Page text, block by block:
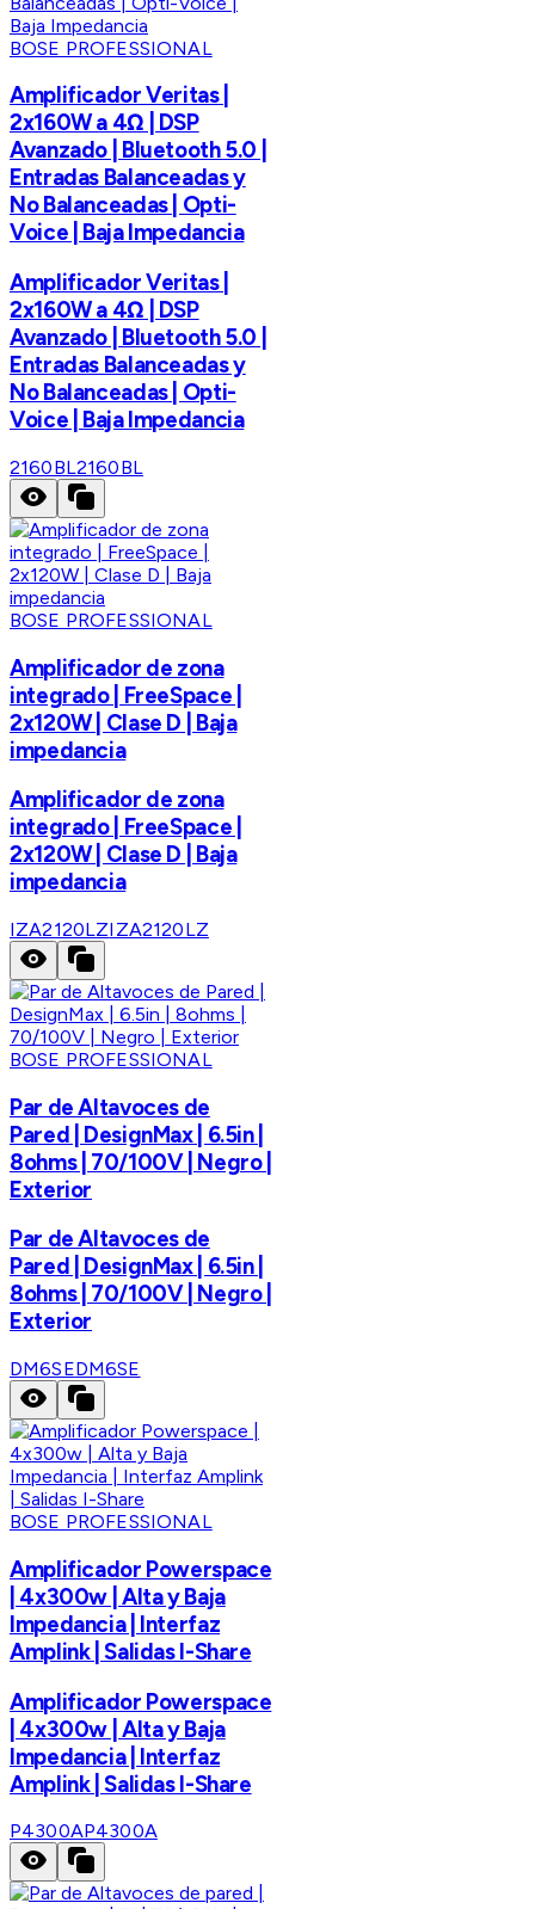
BOSE PROFESSIONAL
Amplificador Veritas |
2x160W a 4Ω | DSP
Avanzado | Bluetooth 5.0 |
Entradas Balanceadas y
No Balanceadas | Opti-
Voice | Baja Impedancia
Amplificador Veritas |
2x160W a 4Ω | DSP
Avanzado | Bluetooth 5.0 |
Entradas Balanceadas y
No Balanceadas | Opti-
Voice | Baja Impedancia
2160BL2160BL
BOSE PROFESSIONAL
Amplificador de zona
integrado | FreeSpace |
2x120W | Clase D | Baja
impedancia
Amplificador de zona
integrado | FreeSpace |
2x120W | Clase D | Baja
impedancia
IZA2120LZIZA2120LZ
BOSE PROFESSIONAL
Par de Altavoces de
Pared | DesignMax | 6.5in |
8ohms | 70/100V | Negro |
Exterior
Par de Altavoces de
Pared | DesignMax | 6.5in |
8ohms | 70/100V | Negro |
Exterior
DM6SEDM6SE
BOSE PROFESSIONAL
Amplificador Powerspace
| 4x300w | Alta y Baja
Impedancia | Interfaz
Amplink | Salidas I-Share
Amplificador Powerspace
| 4x300w | Alta y Baja
Impedancia | Interfaz
Amplink | Salidas I-Share
P4300AP4300A